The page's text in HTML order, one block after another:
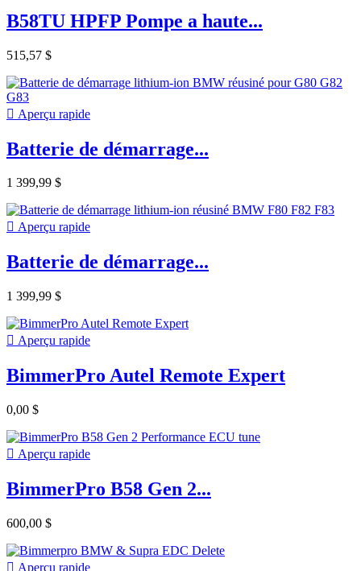
B58TU HPFP Pompe a haute...
515,57 $
 Aperçu rapide
Batterie de démarrage...
1 399,99 $
 Aperçu rapide
Batterie de démarrage...
1 399,99 $
 Aperçu rapide
BimmerPro Autel Remote Expert
0,00 $
 Aperçu rapide
BimmerPro B58 Gen 2...
600,00 $
 Aperçu rapide